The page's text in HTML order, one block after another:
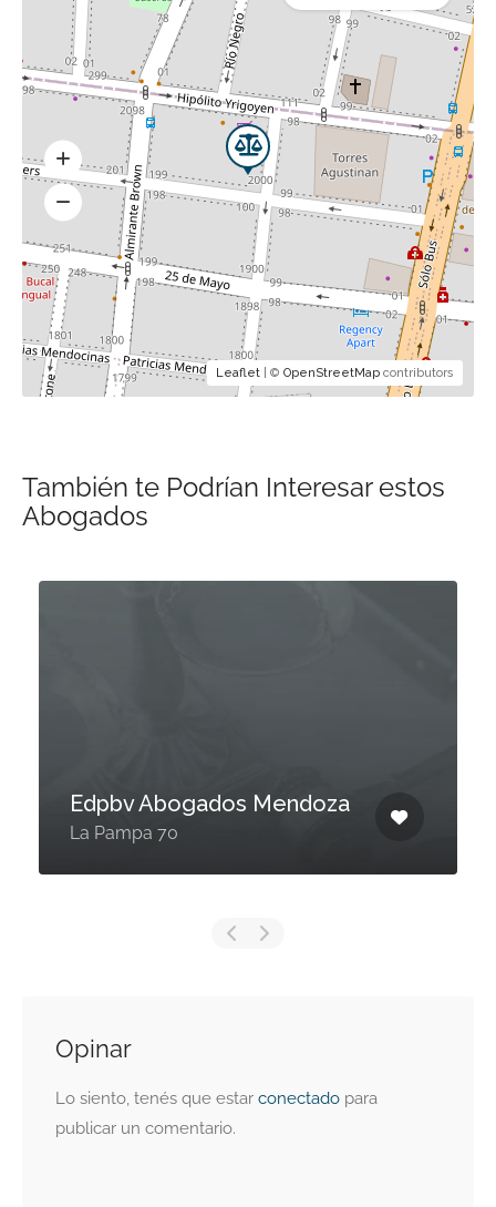
Leaflet | © OpenStreetMap contributors
También te Podrían Interesar estos
Abogados
Edpbv Abogados Mendoza
La Pampa 70
Opinar
Lo siento, tenés que estar conectado para
publicar un comentario.